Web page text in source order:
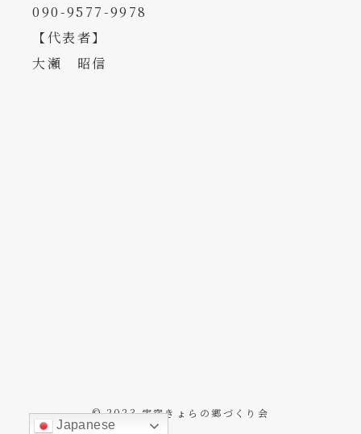
090-9577-9978
【代表者】
大瀬 昭信
©2023 宇宿きょらの郷づくり会
Japanese